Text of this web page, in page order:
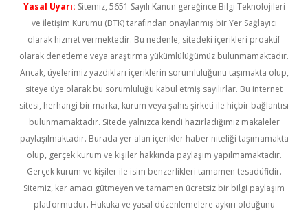
Yasal Uyarı: Sitemiz, 5651 Sayılı Kanun gereğince Bilgi Teknolojileri
ve İletişim Kurumu (BTK) tarafından onaylanmış bir Yer Sağlayıcı
olarak hizmet vermektedir. Bu nedenle, sitedeki içerikleri proaktif
olarak denetleme veya araştırma yükümlülüğümüz bulunmamaktadır.
Ancak, üyelerimiz yazdıkları içeriklerin sorumluluğunu taşımakta olup,
siteye üye olarak bu sorumluluğu kabul etmiş sayılırlar. Bu internet
sitesi, herhangi bir marka, kurum veya şahıs şirketi ile hiçbir bağlantısı
bulunmamaktadır. Sitede yalnızca kendi hazırladığımız makaleler
paylaşılmaktadır. Burada yer alan içerikler haber niteliği taşımamakta
olup, gerçek kurum ve kişiler hakkında paylaşım yapılmamaktadır.
Gerçek kurum ve kişiler ile isim benzerlikleri tamamen tesadüfidir.
Sitemiz, kar amacı gütmeyen ve tamamen ücretsiz bir bilgi paylaşım
platformudur. Hukuka ve yasal düzenlemelere aykırı olduğunu